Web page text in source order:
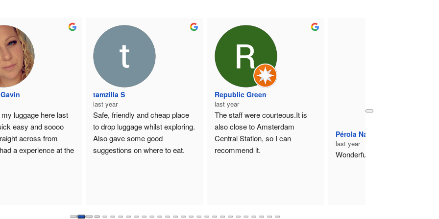
Green
year
staff were courteous.It is
close to Amsterdam
Station, so I can
it.
Pérola Nayandra
last year
Wonderful!
Eli Esteban
last year
Tempocasa Pescara
last year
Really friendly staff, very